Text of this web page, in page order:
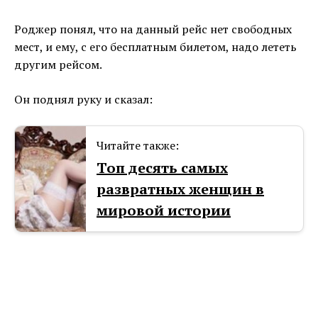
Роджер понял, что на данный рейс нет свободных
мест, и ему, с его бесплатным билетом, надо лететь
другим рейсом.
Он поднял руку и сказал:
Читайте также:
Топ десять самых
развратных женщин в
мировой истории